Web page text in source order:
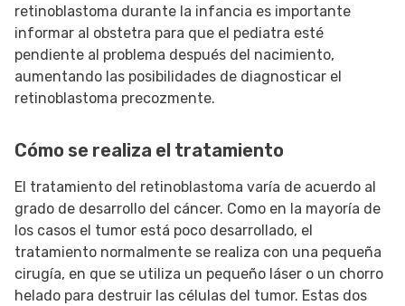
retinoblastoma durante la infancia es importante
informar al obstetra para que el pediatra esté
pendiente al problema después del nacimiento,
aumentando las posibilidades de diagnosticar el
retinoblastoma precozmente.
Cómo se realiza el tratamiento
El tratamiento del retinoblastoma varía de acuerdo al
grado de desarrollo del cáncer. Como en la mayoría de
los casos el tumor está poco desarrollado, el
tratamiento normalmente se realiza con una pequeña
cirugía, en que se utiliza un pequeño láser o un chorro
helado para destruir las células del tumor. Estas dos